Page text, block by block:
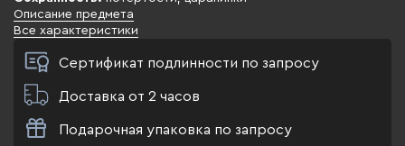
Описание предмета
Все характеристики
Сертификат подлинности по запросу
Доставка от 2 часов
Подарочная упаковка по запросу